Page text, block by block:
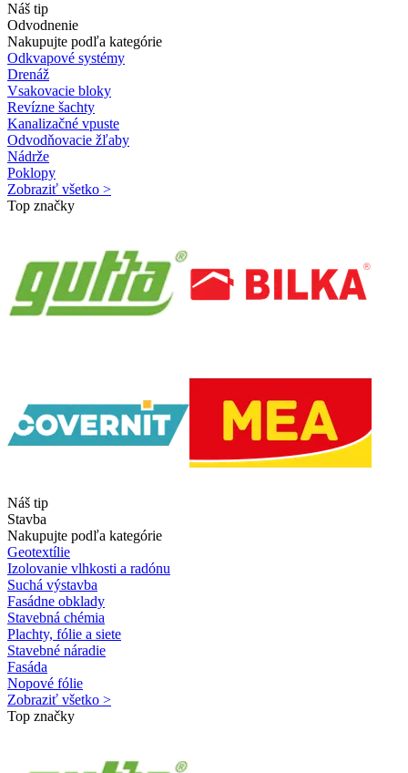
Náš tip
Odvodnenie
Nakupujte podľa kategórie
Odkvapové systémy
Drenáž
Vsakovacie bloky
Revízne šachty
Kanalizačné vpuste
Odvodňovacie žľaby
Nádrže
Poklopy
Zobraziť všetko >
Top značky
Náš tip
Stavba
Nakupujte podľa kategórie
Geotextílie
Izolovanie vlhkosti a radónu
Suchá výstavba
Fasádne obklady
Stavebná chémia
Plachty, fólie a siete
Stavebné náradie
Fasáda
Nopové fólie
Zobraziť všetko >
Top značky